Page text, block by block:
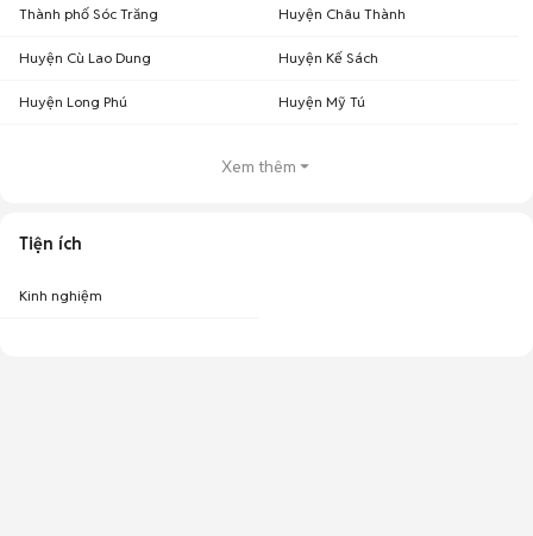
Thành phố Sóc Trăng Huyện Châu Thành
Huyện Cù Lao Dung Huyện Kế Sách
Huyện Long Phú Huyện Mỹ Tú
Xem thêm
Tiện ích
Kinh nghiệm